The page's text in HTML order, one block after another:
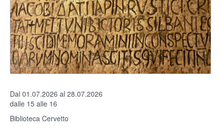
Dal 01.07.2026 al 28.07.2026
dalle 15 alle 16
Biblioteca Cervetto